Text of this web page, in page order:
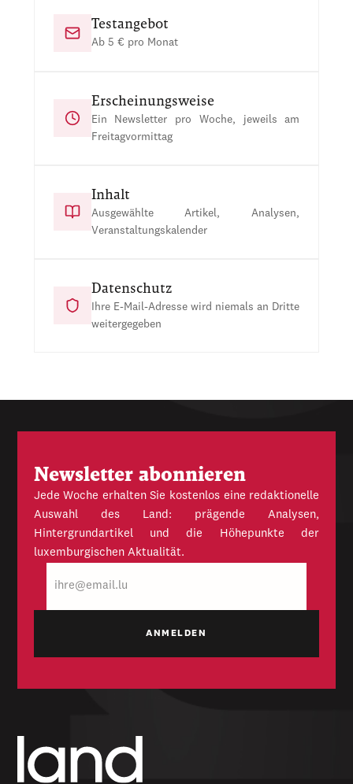
Testangebot
Ab 5 € pro Monat
Erscheinungsweise
Ein Newsletter pro Woche, jeweils am
Freitagvormittag
Inhalt
Ausgewählte Artikel, Analysen,
Veranstaltungskalender
Datenschutz
Ihre E-Mail-Adresse wird niemals an Dritte
weitergegeben
Newsletter abonnieren
Jede Woche erhalten Sie kostenlos eine redaktionelle
Auswahl des Land: prägende Analysen,
Hintergrundartikel und die Höhepunkte der
luxemburgischen Aktualität.
Mail